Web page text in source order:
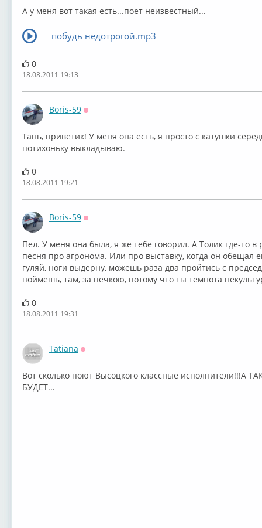
А у меня вот такая есть...поет неизвестный...
побудь недотрогой.mp3
0
18.08.2011 19:13
Boris-59
Тань, приветик! У меня она есть, я просто с катушки
потихоньку выкладываю.
0
18.08.2011 19:21
Boris-59
Пел. У меня она была, я же тебе говорил. А Толик где-то
песня про агронома. Или про выставку, когда он обещал
гуляй, ноги выдерну, можешь раза два пройтись с
поймешь, там, за печкою, потому что ты темнота
0
18.08.2011 19:31
Tatiana
Вот сколько поют Высоцкого классные исполнители!!!А
БУДЕТ...